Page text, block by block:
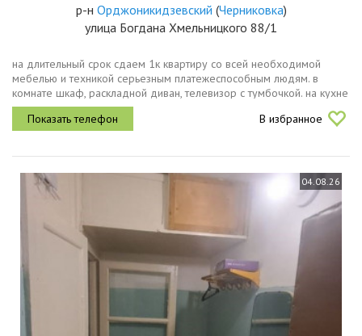
р-н Орджоникидзевский (Черниковка)
улица Богдана Хмельницкого 88/1
на длительный срок сдаем 1к квартиру со всей необходимой
мебелью и техникой серьезным платежеспособным людям. в
комнате шкаф, раскладной диван, телевизор с тумбочкой. на кухне
газовая плита, гарнитур, раскладной диван, холодильник, мини...
В избранное
04.08.26